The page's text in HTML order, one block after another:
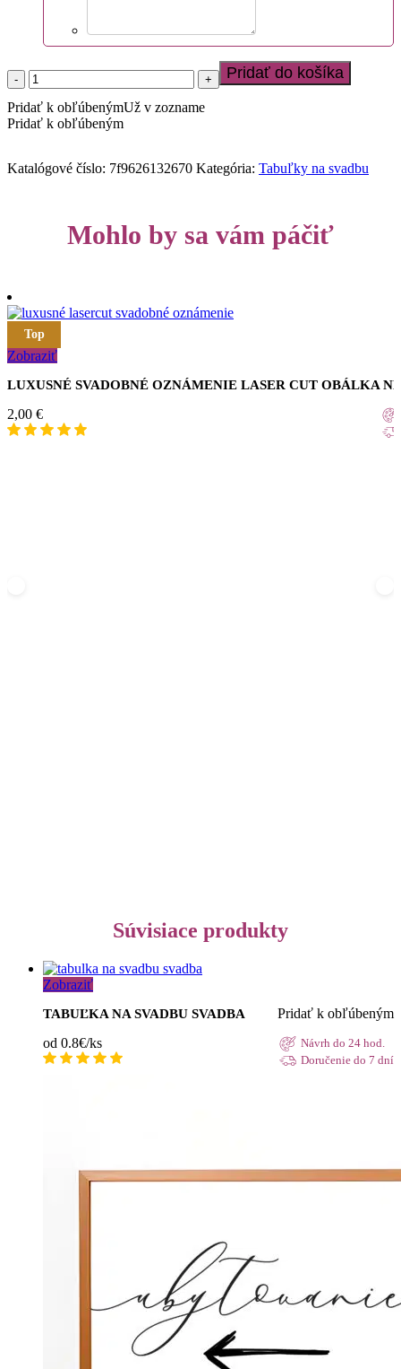
množstvo
Tabuľka
na
svadbu
manželstva
Pridať do košíka
Pridať k obľúbenýmUž v zozname
Pridať k obľúbeným
Katalógové číslo: 7f9626132670 Kategória: Tabuľky na svadbu
Mohlo by sa vám páčiť
Top
Zobraziť
LUXUSNÉ SVADOBNÉ OZNÁMENIE LASER CUT OBÁLKA
2,00 €
Súvisiace produkty
Zobraziť
TABUĽKA NA SVADBU SVADBA
Pridať k obľúbeným
od 0.8€/ks
Návrh do 24 hod.
Doručenie do 7 dní